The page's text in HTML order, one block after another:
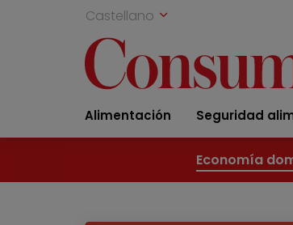
Castellano
Alimentación Seguridad
Economía